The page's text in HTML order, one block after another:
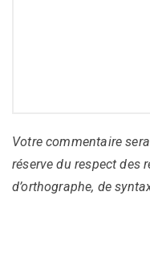
Votre commentaire
réserve du respect des
d’orthographe, de